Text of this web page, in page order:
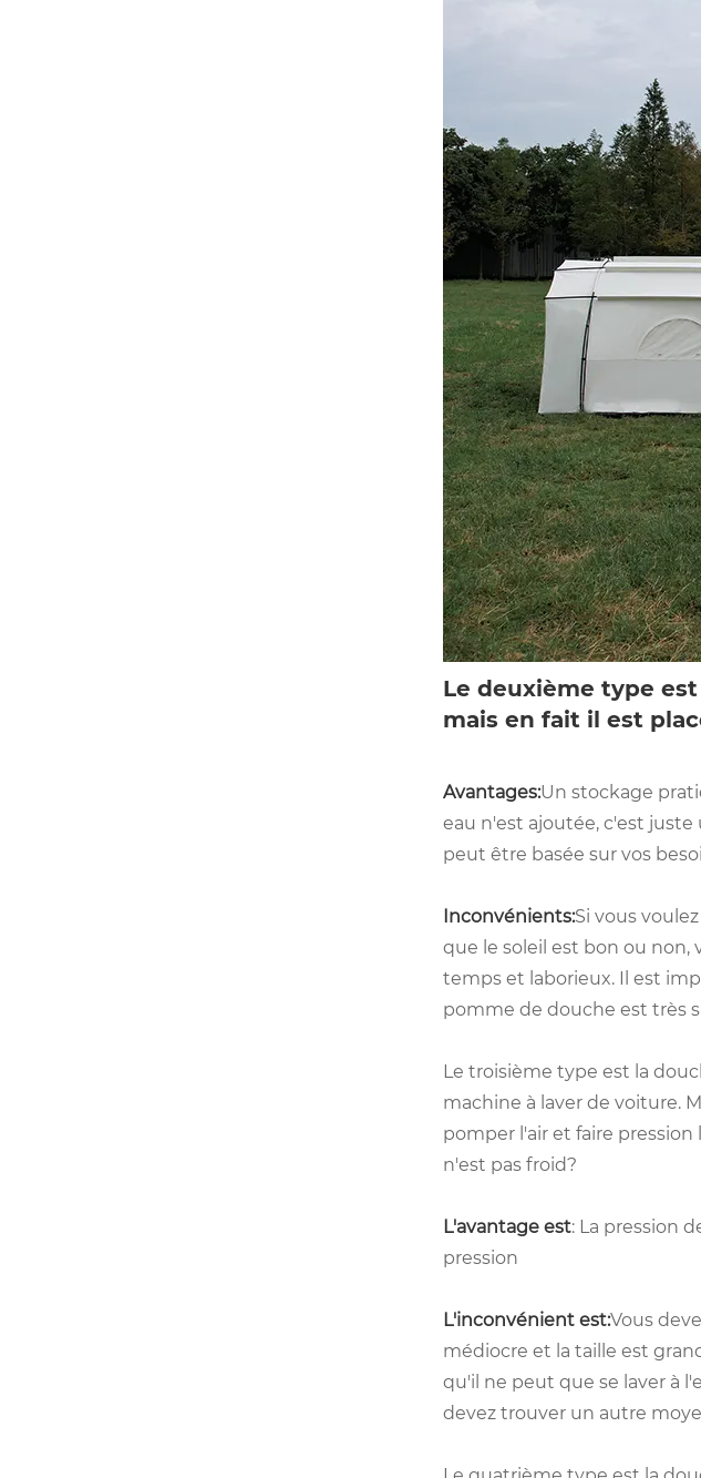
Le deuxième type
mais en fait il est
Avantages:Un stockage
eau n'est ajoutée, c'est juste
peut être basée sur vos
Inconvénients:Si vous
que le soleil est bon ou non,
temps et laborieux. Il est
pomme de douche est très
Le troisième type est la
machine à laver de voiture.
pomper l'air et faire pression
n'est pas froid?
L'avantage est: La pression
pression
L'inconvénient est:Vous
médiocre et la taille est
qu'il ne peut que se laver à
devez trouver un autre